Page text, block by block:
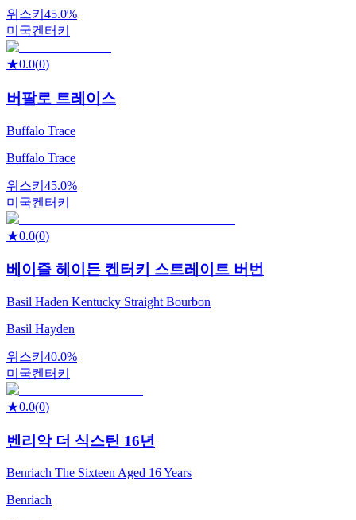
위스키 45.0%
미국켄터키
★0.0(0)
버팔로 트레이스
Buffalo Trace
Buffalo Trace
위스키 45.0%
미국켄터키
★0.0(0)
베이즐 헤이든 켄터키 스트레이트 버번
Basil Haden Kentucky Straight Bourbon
Basil Hayden
위스키 40.0%
미국켄터키
★0.0(0)
벤리악 더 식스틴 16년
Benriach The Sixteen Aged 16 Years
Benriach